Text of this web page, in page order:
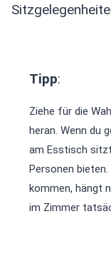
Tipp:
Ziehe für die
heran. Wenn du
am Esstisch
Personen
kommen, hängt
im Zimmer